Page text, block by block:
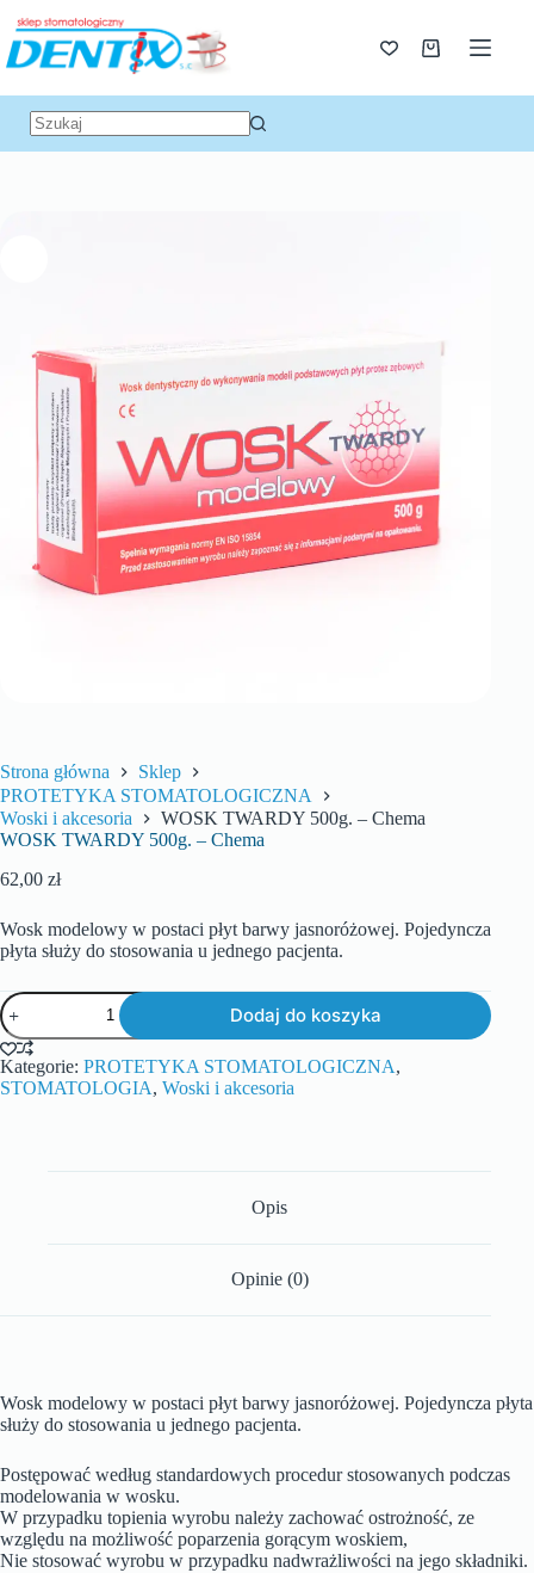
Strona główna
Sklep
PROTETYKA STOMATOLOGICZNA
Woski i akcesoria
WOSK TWARDY 500g. – Chema
WOSK TWARDY 500g. – Chema
62,00 zł
Wosk modelowy w postaci płyt barwy jasnoróżowej. Pojedyncza
płyta służy do stosowania u jednego pacjenta.
Dodaj do koszyka
Kategorie: PROTETYKA STOMATOLOGICZNA,
STOMATOLOGIA, Woski i akcesoria
Opis
Opinie (0)
Wosk modelowy w postaci płyt barwy jasnoróżowej. Pojedyncza płyta
służy do stosowania u jednego pacjenta.
Postępować według standardowych procedur stosowanych podczas
modelowania w wosku.
W przypadku topienia wyrobu należy zachować ostrożność, ze
względu na możliwość poparzenia gorącym woskiem,
Nie stosować wyrobu w przypadku nadwrażliwości na jego składniki.